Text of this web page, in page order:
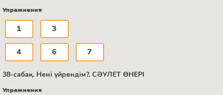
Упражнения
1 3
4 6 7
38-сабақ. Нені үйрендім?. СӘУЛЕТ ӨНЕРІ
Упражнения